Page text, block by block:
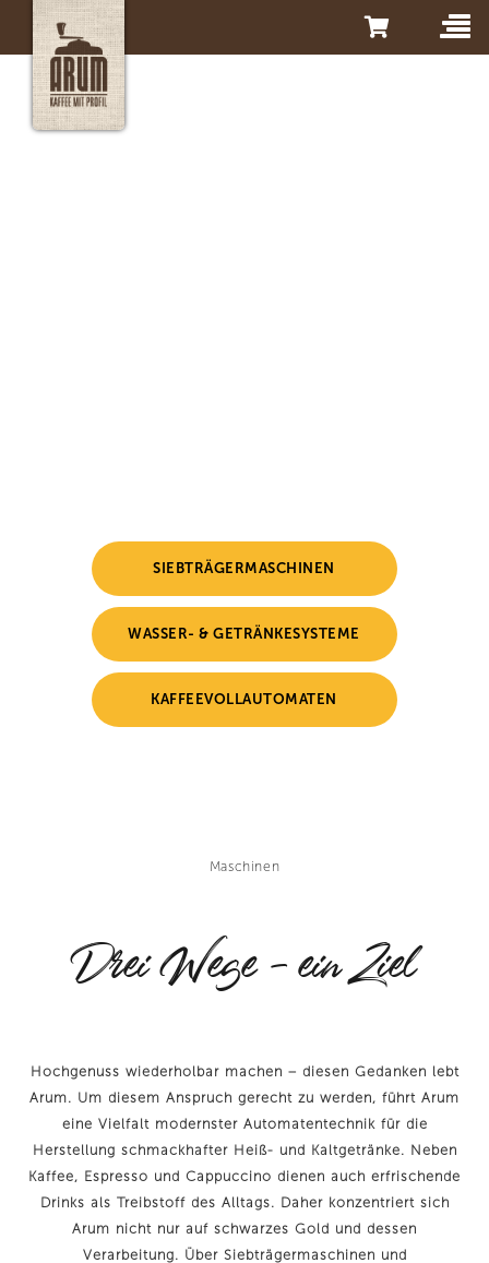
SIEBTRÄGERMASCHINEN
WASSER- & GETRÄNKESYSTEME
KAFFEEVOLLAUTOMATEN
Maschinen
Drei Wege – ein Ziel
Hochgenuss wiederholbar machen – diesen Gedanken lebt
Arum. Um diesem Anspruch gerecht zu werden, führt Arum
eine Vielfalt modernster Automatentechnik für die
Herstellung schmackhafter Heiß- und Kaltgetränke. Neben
Kaffee, Espresso und Cappuccino dienen auch erfrischende
Drinks als Treibstoff des Alltags. Daher konzentriert sich
Arum nicht nur auf schwarzes Gold und dessen
Verarbeitung. Über Siebträgermaschinen und